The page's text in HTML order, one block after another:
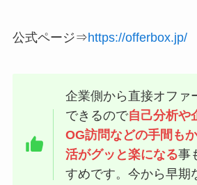
公式ページ⇒https://offerbox.jp/
企業側から直接オファ
できるので自己分析や
OG訪問などの手間も
活がグッと楽になる事
すめです。今から早期